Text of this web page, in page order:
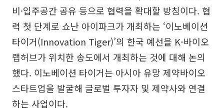
비·입주공간 공유 등으로 협력을 확대할 방침이다. 협
력 첫 단계로 쇼난 아이파크가 개최하는 ‘이노베이션
타이거(Innovation Tiger)’의 한국 예선을 K-바이오
랩허브가 위치한 송도에서 개최하는 것에 대해 논의
했다. 이노베이션 타이거는 아시아 유망 제약바이오
스타트업을 발굴해 글로벌 투자자 및 제약사와 연결
하는 사업이다.